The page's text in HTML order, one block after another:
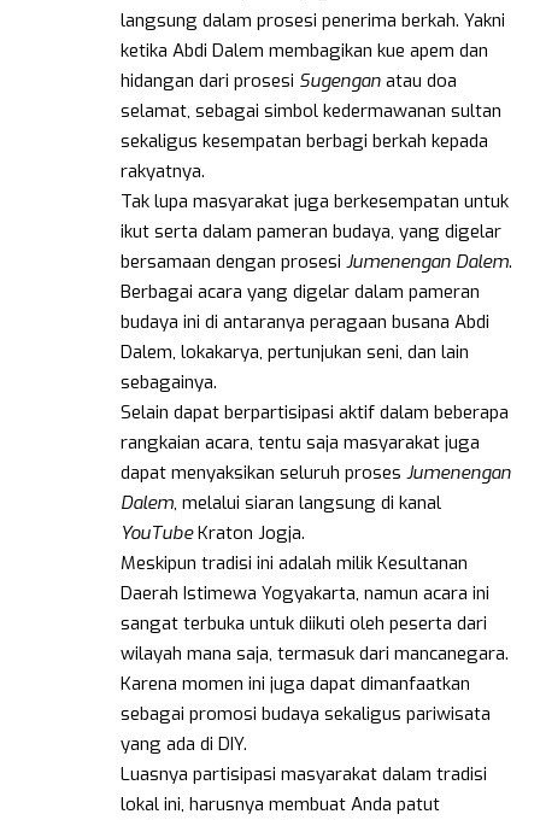
langsung dalam prosesi penerima berkah. Yakni
ketika Abdi Dalem membagikan kue apem dan
hidangan dari prosesi Sugengan atau doa
selamat, sebagai simbol kedermawanan sultan
sekaligus kesempatan berbagi berkah kepada
rakyatnya.
Tak lupa masyarakat juga berkesempatan untuk
ikut serta dalam pameran budaya, yang digelar
bersamaan dengan prosesi Jumenengan Dalem.
Berbagai acara yang digelar dalam pameran
budaya ini di antaranya peragaan busana Abdi
Dalem, lokakarya, pertunjukan seni, dan lain
sebagainya.
Selain dapat berpartisipasi aktif dalam beberapa
rangkaian acara, tentu saja masyarakat juga
dapat menyaksikan seluruh proses Jumenengan
Dalem, melalui siaran langsung di kanal
YouTubeKraton Jogja.
Meskipun tradisi ini adalah milik Kesultanan
Daerah Istimewa Yogyakarta, namun acara ini
sangat terbuka untuk diikuti oleh peserta dari
wilayah mana saja, termasuk dari mancanegara.
Karena momen ini juga dapat dimanfaatkan
sebagai promosi budaya sekaligus pariwisata
yang ada di DIY.
Luasnya partisipasi masyarakat dalam tradisi
lokal ini, harusnya membuat Anda patut